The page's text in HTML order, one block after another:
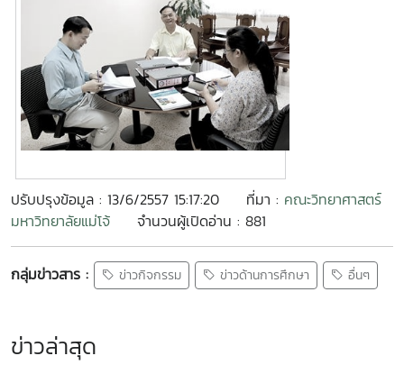
ปรับปรุงข้อมูล : 13/6/2557 15:17:20 ที่มา : คณะวิทยาศาสตร์
มหาวิทยาลัยแม่โจ้
จำนวนผู้เปิดอ่าน : 881
กลุ่มข่าวสาร : ข่าวกิจกรรม ข่าวด้านการศึกษา อื่นๆ
ข่าวล่าสุด